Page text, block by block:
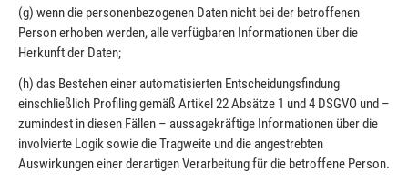
(g) wenn die personenbezogenen Daten nicht bei der betroffenen
Person erhoben werden, alle verfügbaren Informationen über die
Herkunft der Daten;
(h) das Bestehen einer automatisierten Entscheidungsfindung
einschließlich Profiling gemäß Artikel 22 Absätze 1 und 4 DSGVO und –
zumindest in diesen Fällen – aussagekräftige Informationen über die
involvierte Logik sowie die Tragweite und die angestrebten
Auswirkungen einer derartigen Verarbeitung für die betroffene Person.